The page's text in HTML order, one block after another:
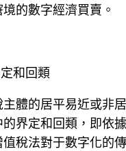
的數字經濟買賣。
和回類
體的居平易近或非
界定和回類，即依
稅法對于數字化的